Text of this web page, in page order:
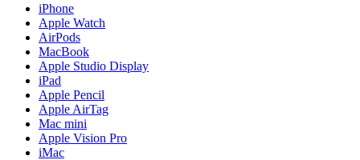
iPhone
Apple Watch
AirPods
MacBook
Apple Studio Display
iPad
Apple Pencil
Apple AirTag
Mac mini
Apple Vision Pro
iMac